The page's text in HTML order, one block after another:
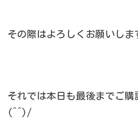
その際はよろしくお願いしま
それでは本日も最後までご
(^^)/